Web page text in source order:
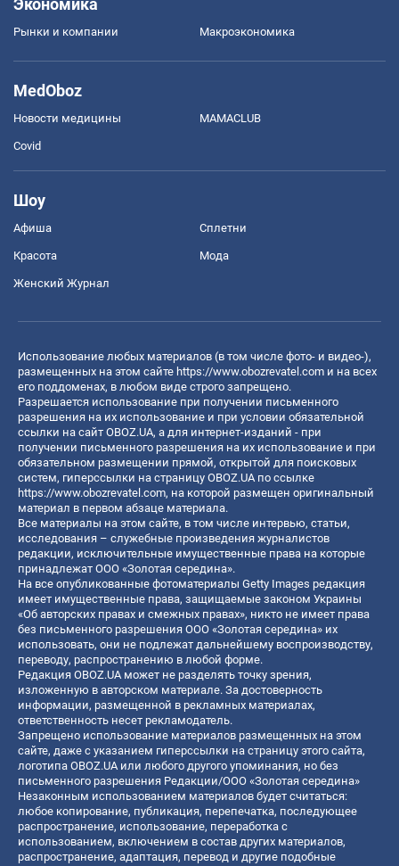
Рынки и компании Mакроэкономика
MedOboz
Новости медицины MAMACLUB
Covid
Шоу
Афиша Сплетни
Красота Мода
Женский Журнал
Использование любых материалов (в том числе фото- и видео-),
размещенных на этом сайте https://www.obozrevatel.com и на всех
его поддоменах, в любом виде строго запрещено.
Разрешается использование при получении письменного
разрешения на их использование и при условии обязательной
ссылки на сайт OBOZ.UA, а для интернет-изданий - при
получении письменного разрешения на их использование и при
обязательном размещении прямой, открытой для поисковых
систем, гиперссылки на страницу OBOZ.UA по ссылке
https://www.obozrevatel.com, на которой размещен оригинальный
материал в первом абзаце материала.
Все материалы на этом сайте, в том числе интервью, статьи,
исследования – служебные произведения журналистов
редакции, исключительные имущественные права на которые
принадлежат ООО «Золотая середина».
На все опубликованные фотоматериалы Getty Images редакция
имеет имущественные права, защищаемые законом Украины
«Об авторских правах и смежных правах», никто не имеет права
без письменного разрешения ООО «Золотая середина» их
использовать, они не подлежат дальнейшему воспроизводству,
переводу, распространению в любой форме.
Редакция OBOZ.UA может не разделять точку зрения,
изложенную в авторском материале. За достоверность
информации, размещенной в рекламных материалах,
ответственность несет рекламодатель.
Запрещено использование материалов размещенных на этом
сайте, даже с указанием гиперссылки на страницу этого сайта,
логотипа OBOZ.UA или любого другого упоминания, но без
письменного разрешения Редакции/ООО «Золотая середина»
Незаконным использованием материалов будет считаться:
любое копирование, публикация, перепечатка, последующее
распространение, использование, переработка с
использованием, включением в состав других материалов,
распространение, адаптация, перевод и другие подобные